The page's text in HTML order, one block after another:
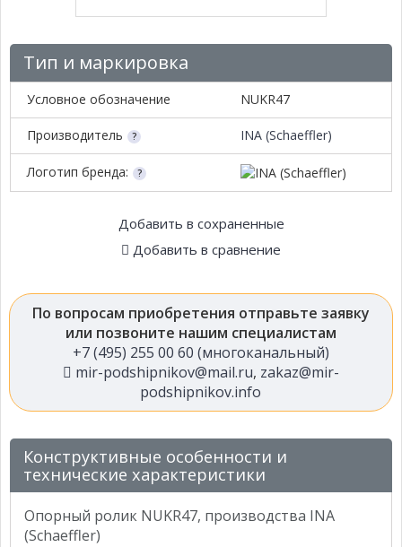
Тип и маркировка
Условное обозначение NUKR47
Производитель INA (Schaeffler)
Логотип бренда:
Добавить в сохраненные
Добавить в сравнение
По вопросам приобретения отправьте заявку
или позвоните нашим специалистам
+7 (495) 255 00 60 (многоканальный)
mir-podshipnikov@mail.ru, zakaz@mir-
podshipnikov.info
Конструктивные особенности и
технические характеристики
Опорный ролик NUKR47, производства INA
(Schaeffler)